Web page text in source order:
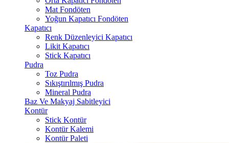
Mat Fondöten
Yoğun Kapatıcı Fondöten
Kapatıcı
Renk Düzenleyici Kapatıcı
Likit Kapatıcı
Stick Kapatıcı
Pudra
Toz Pudra
Sıkıştırılmış Pudra
Mineral Pudra
Baz Ve Makyaj Sabitleyici
Kontür
Stick Kontür
Kontür Kalemi
Kontür Paleti